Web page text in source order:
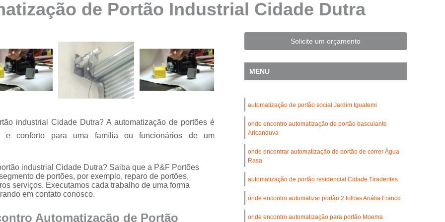
Automatização de Portão Ppa
Automatização de Portão Residencial
Automatização para Portão
Automatização para Portão de Correr
Automatizar Portão 2 Folhas
Conserto de Motor de Portão Basculante
Conserto de Motor Portão Eletrônico
Conserto Motor Portão Automático
Conserto Motor Portão Basculante
Conserto Motor Portão Eletrônico
Conserto de Motor de Portão Automático
Conserto de Portão Automático
Conserto de Portão Automático Basculante
Conserto de Portão Automático Pivotante Duplo
Conserto de Portão Automático Residencial
de Portão Industrial Cidade Dutra
industrial Cidade Dutra? A automatização de portões é
e conforto para uma família ou funcionários de um
industrial Cidade Dutra? Saiba que a P&F Portões
de portões, por exemplo, reparo de portões,
serviços. Executamos cada trabalho de uma forma
em contato conosco.
Automatização de Portão
Solicite um orçamento
MENU
automatização de portão social Jardim Iguatemi
onde encontro automatização de portão basculante
Aricanduva
onde encontrar automatização de portão de correr Água
Rasa
automatização de portão residencial Cidade Tiradentes
onde encontro automatizar portão 2 folhas Anália Franco
onde encontro automatização para portão Moema